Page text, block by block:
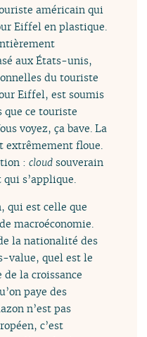
américain qui
Eiffel en plastique.
aux États-unis,
du touriste
Eiffel, est soumis
que ce touriste
voyez, ça bave. La
extrêmement floue.
:cloud souverain
s’applique.
qui est celle que
macroéconomie.
la nationalité des
value, quel est le
la croissance
paye des
n’est pas
c’est